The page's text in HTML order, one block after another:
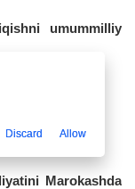
umummilliy
Marokashda
Discard Allow